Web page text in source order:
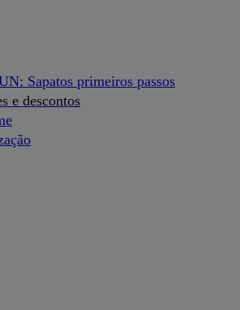
Sapatos primeiros passos
e descontos